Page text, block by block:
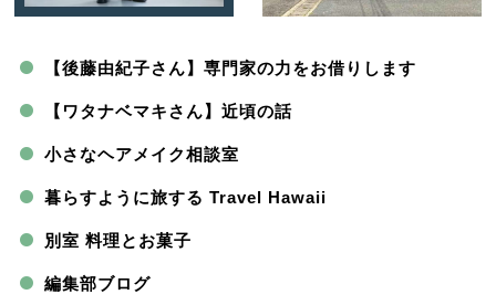
【後藤由紀子さん】専門家の力をお借りします
【ワタナベマキさん】近頃の話
小さなヘアメイク相談室
暮らすように旅する Travel Hawaii
別室 料理とお菓子
編集部ブログ